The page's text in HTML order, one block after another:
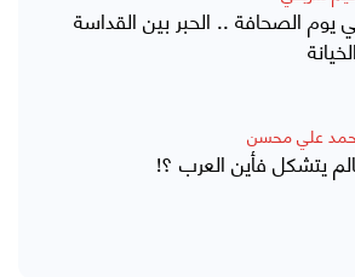
يوم الصحافة .. الحبر بين القداسة
علي محسن
يتشكل فأين العرب ؟!